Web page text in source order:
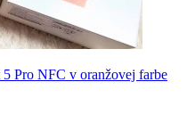
Pro NFC v oranžovej farbe